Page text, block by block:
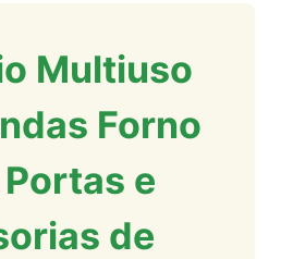
Multiuso
Forno
e
de